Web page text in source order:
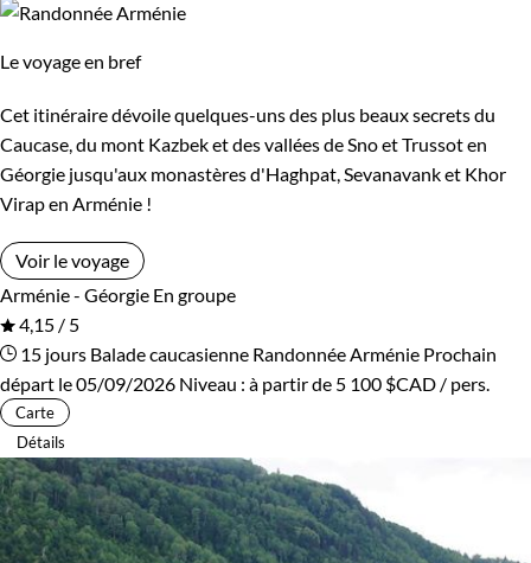
Le voyage en bref
Cet itinéraire dévoile quelques-uns des plus beaux secrets du
Caucase, du mont Kazbek et des vallées de Sno et Trussot en
Géorgie jusqu'aux monastères d'Haghpat, Sevanavank et Khor
Virap en Arménie !
Voir le voyage
Arménie - Géorgie En groupe
4,15 / 5
15 jours Balade caucasienne Randonnée Arménie Prochain
départ le 05/09/2026 Niveau : à partir de 5 100 $CAD / pers.
Carte
Détails